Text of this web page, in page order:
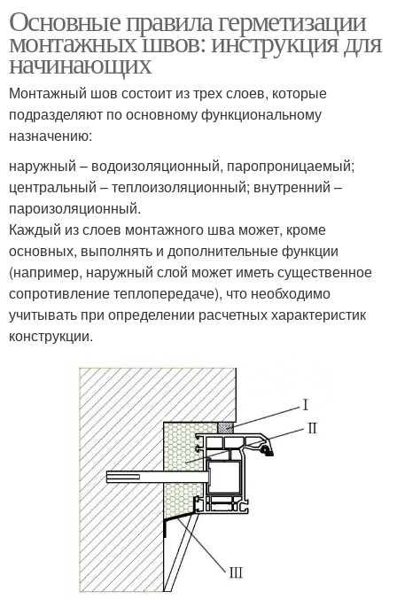
Основные правила герметизации
монтажных швов: инструкция для
начинающих
Монтажный шов состоит из трех слоев, которые
подразделяют по основному функциональному
назначению:
наружный – водоизоляционный, паропроницаемый;
центральный – теплоизоляционный; внутренний –
пароизоляционный.
Каждый из слоев монтажного шва может, кроме
основных, выполнять и дополнительные функции
(например, наружный слой может иметь существенное
сопротивление теплопередаче), что необходимо
учитывать при определении расчетных характеристик
конструкции.